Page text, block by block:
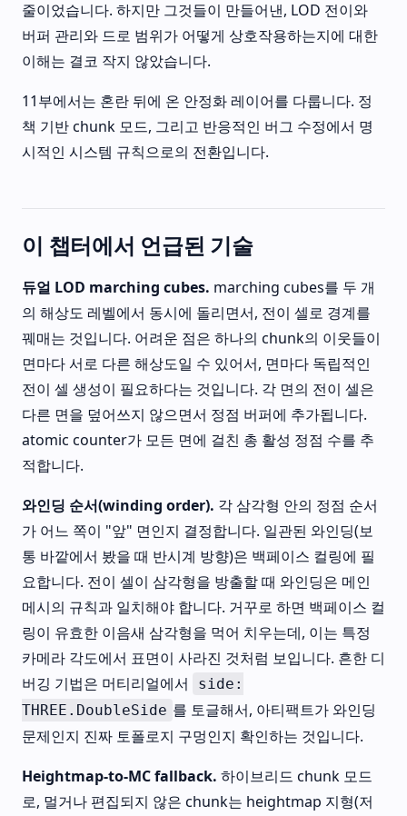
줄이었습니다. 하지만 그것들이 만들어낸, LOD 전이와
버퍼 관리와 드로 범위가 어떻게 상호작용하는지에 대한
이해는 결코 작지 않았습니다.
11부에서는 혼란 뒤에 온 안정화 레이어를 다룹니다. 정
책 기반 chunk 모드, 그리고 반응적인 버그 수정에서 명
시적인 시스템 규칙으로의 전환입니다.
이 챕터에서 언급된 기술
듀얼 LOD marching cubes. marching cubes를 두 개
의 해상도 레벨에서 동시에 돌리면서, 전이 셀로 경계를
꿰매는 것입니다. 어려운 점은 하나의 chunk의 이웃들이
면마다 서로 다른 해상도일 수 있어서, 면마다 독립적인
전이 셀 생성이 필요하다는 것입니다. 각 면의 전이 셀은
다른 면을 덮어쓰지 않으면서 정점 버퍼에 추가됩니다.
atomic counter가 모든 면에 걸친 총 활성 정점 수를 추
적합니다.
와인딩 순서(winding order). 각 삼각형 안의 정점 순서
가 어느 쪽이 "앞" 면인지 결정합니다. 일관된 와인딩(보
통 바깥에서 봤을 때 반시계 방향)은 백페이스 컬링에 필
요합니다. 전이 셀이 삼각형을 방출할 때 와인딩은 메인
메시의 규칙과 일치해야 합니다. 거꾸로 하면 백페이스 컬
링이 유효한 이음새 삼각형을 먹어 치우는데, 이는 특정
카메라 각도에서 표면이 사라진 것처럼 보입니다. 흔한 디
버깅 기법은 머티리얼에서
side:
THREE.DoubleSide 를 토글해서, 아티팩트가 와인딩
문제인지 진짜 토폴로지 구멍인지 확인하는 것입니다.
Heightmap-to-MC fallback. 하이브리드 chunk 모드
로, 멀거나 편집되지 않은 chunk는 heightmap 지형(저